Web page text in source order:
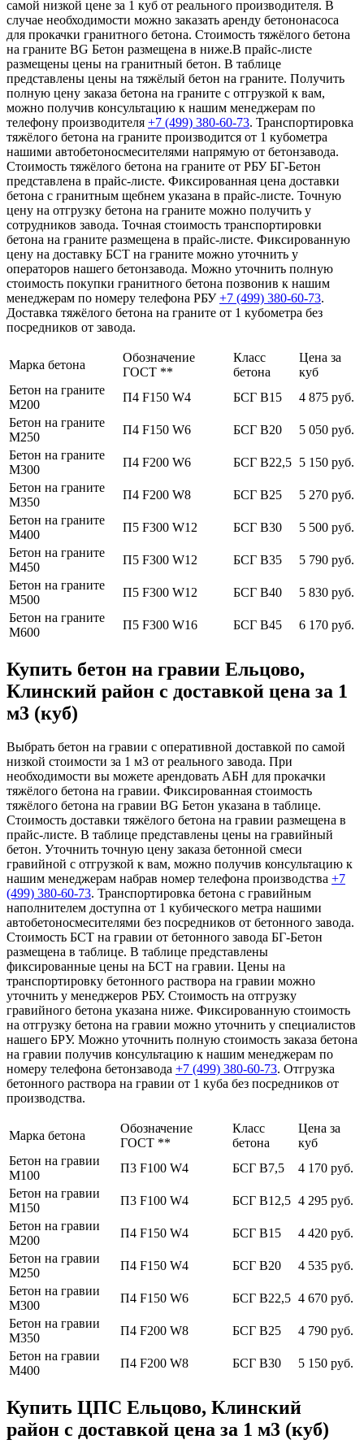
самой низкой цене за 1 куб от реального производителя. В
случае необходимости можно заказать аренду бетононасоса
для прокачки гранитного бетона. Стоимость тяжёлого бетона
на граните BG Бетон размещена в ниже.В прайс-листе
размещены цены на гранитный бетон. В таблице
представлены цены на тяжёлый бетон на граните. Получить
полную цену заказа бетона на граните с отгрузкой к вам,
можно получив консультацию к нашим менеджерам по
телефону производителя +7 (499) 380-60-73. Транспортировка
тяжёлого бетона на граните производится от 1 кубометра
нашими автобетоносмесителями напрямую от бетонзавода.
Стоимость тяжёлого бетона на граните от РБУ БГ-Бетон
представлена в прайс-листе. Фиксированная цена доставки
бетона с гранитным щебнем указана в прайс-листе. Точную
цену на отгрузку бетона на граните можно получить у
сотрудников завода. Точная стоимость транспортировки
бетона на граните размещена в прайс-листе. Фиксированную
цену на доставку БСТ на граните можно уточнить у
операторов нашего бетонзавода. Можно уточнить полную
стоимость покупки гранитного бетона позвонив к нашим
менеджерам по номеру телефона РБУ+7 (499) 380-60-73.
Доставка тяжёлого бетона на граните от 1 кубометра без
посредников от завода.
Марка бетона
Обозначение
ГОСТ **
Класс
бетона
Цена за
куб
Бетон на граните
М200
П4 F150 W4 БСГ В15
4 875 руб.
Бетон на граните
М250
П4 F150 W6 БСГ В20
5 050 руб.
Бетон на граните
М300
П4 F200 W6 БСГ В22,5 5 150 руб.
Бетон на граните
М350
П4 F200 W8 БСГ В25
5 270 руб.
Бетон на граните
М400
П5 F300 W12 БСГ В30
5 500 руб.
Бетон на граните
М450
П5 F300 W12 БСГ В35
5 790 руб.
Бетон на граните
М500
П5 F300 W12 БСГ В40
5 830 руб.
Бетон на граните
М600
П5 F300 W16 БСГ В45 6 170 руб.
Купить бетон на гравии Ельцово,
Клинский район с доставкой цена за 1
м3 (куб)
Выбрать бетон на гравии с оперативной доставкой по самой
низкой стоимости за 1 м3 от реального завода. При
необходимости вы можете арендовать АБН для прокачки
тяжёлого бетона на гравии. Фиксированная стоимость
тяжёлого бетона на гравии BG Бетон указана в таблице.
Стоимость доставки тяжёлого бетона на гравии размещена в
прайс-листе. В таблице представлены цены на гравийный
бетон. Уточнить точную цену заказа бетонной смеси
гравийной с отгрузкой к вам, можно получив консультацию к
нашим менеджерам набрав номер телефона производства +7
(499) 380-60-73. Транспортировка бетона с гравийным
наполнителем доступна от 1 кубического метра нашими
автобетоносмесителями без посредников от бетонного завода.
Стоимость БСТ на гравии от бетонного завода БГ-Бетон
размещена в таблице. В таблице представлены
фиксированные цены на БСТ на гравии. Цены на
транспортировку бетонного раствора на гравии можно
уточнить у менеджеров РБУ. Стоимость на отгрузку
гравийного бетона указана ниже. Фиксированную стоимость
на отгрузку бетона на гравии можно уточнить у специалистов
нашего БРУ. Можно уточнить полную стоимость заказа бетона
на гравии получив консультацию к нашим менеджерам по
номеру телефона бетонзавода +7 (499) 380-60-73. Отгрузка
бетонного раствора на гравии от 1 куба без посредников от
производства.
Марка бетона
Обозначение
ГОСТ **
Класс
бетона
Цена за
куб
Бетон на гравии
М100
П3 F100 W4 БСГ В7,5
4 170 руб.
Бетон на гравии
М150
П3 F100 W4 БСГ В12,5 4 295 руб.
Бетон на гравии
М200
П4 F150 W4 БСГ В15
4 420 руб.
Бетон на гравии
М250
П4 F150 W4 БСГ В20
4 535 руб.
Бетон на гравии
М300
П4 F150 W6 БСГ В22,5 4 670 руб.
Бетон на гравии
М350
П4 F200 W8 БСГ В25
4 790 руб.
Бетон на гравии
М400
П4 F200 W8 БСГ В30 5 150 руб.
Купить ЦПС Ельцово, Клинский
район с доставкой цена за 1 м3 (куб)